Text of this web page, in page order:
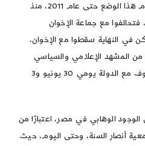
المسيحيين ويلعن الصوفية، ودام هذا الوضع حتى عام 2011، منذ
فتحالفوا مع جماعة الإخوان
في النهاية سقطوا مع الإخوان،
من المشهد الإعلامي والسياسي
والديني معًا، بعضهم اختار الوقوف مع الدولة يومي 30 يونيو و3
الوهابي في مصر، اعتبارًا من
جمعية أنصار السنة، وحتى اليوم، حيث